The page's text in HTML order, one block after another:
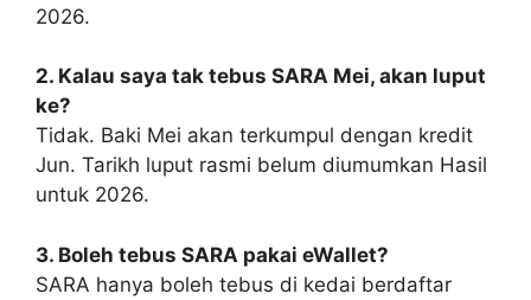
2026.
2. Kalau saya tak tebus SARA Mei, akan luput
ke?
Tidak. Baki Mei akan terkumpul dengan kredit
Jun. Tarikh luput rasmi belum diumumkan Hasil
untuk 2026.
3. Boleh tebus SARA pakai eWallet?
SARA hanya boleh tebus di kedai berdaftar